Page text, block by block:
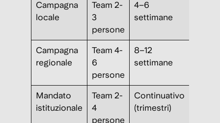
Campagna
locale
Team 2-
3
persone
4–6
settimane
Campagna
regionale
Team 4-
6
persone
8–12
settimane
Mandato
istituzionale
Team 2-
4
persone
Continuativo
(trimestri)